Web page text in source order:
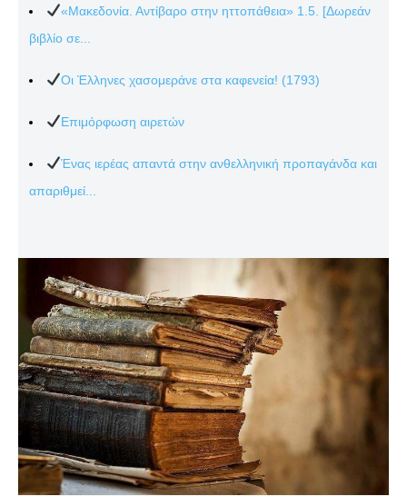
«Μακεδονία. Αντίβαρο στην ηττοπάθεια» 1.5. [Δωρεάν
βιβλίο σε...
Οι Έλληνες χασομεράνε στα καφενεία! (1793)
Επιμόρφωση αιρετών
Ένας ιερέας απαντά στην ανθελληνική προπαγάνδα και
απαριθμεί...